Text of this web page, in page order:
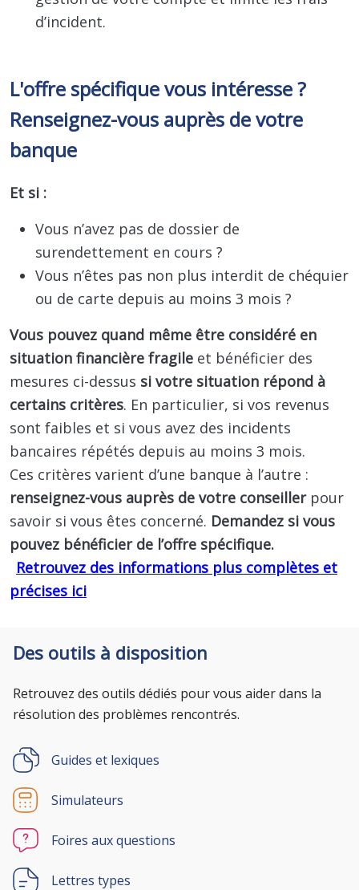
d’incident.
L'offre spécifique vous intéresse ?
Renseignez-vous auprès de votre
banque
Et si :
Vous n’avez pas de dossier de
surendettement en cours ?
Vous n’êtes pas non plus interdit de chéquier
ou de carte depuis au moins 3 mois ?
Vous pouvez quand même être considéré en
situation financière fragile et bénéficier des
mesures ci-dessus si votre situation répond à
certains critères. En particulier, si vos revenus
sont faibles et si vous avez des incidents
bancaires répétés depuis au moins 3 mois.
Ces critères varient d’une banque à l’autre :
renseignez-vous auprès de votre conseiller pour
savoir si vous êtes concerné. Demandez si vous
pouvez bénéficier de l’offre spécifique.
Retrouvez des informations plus complètes et
précises ici
Des outils à disposition
Retrouvez des outils dédiés pour vous aider dans la
résolution des problèmes rencontrés.
Guides et lexiques
Simulateurs
Foires aux questions
Lettres types